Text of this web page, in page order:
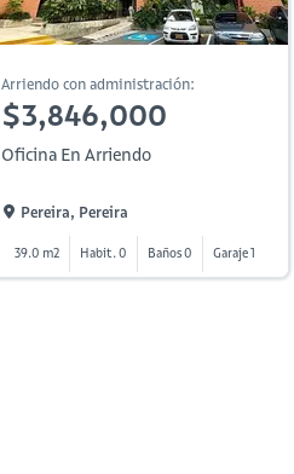
Arriendo con administración:
$3,846,000
Oficina En Arriendo
Pereira, Pereira
39.0 m2 Habit. 0 Baños 0 Garaje 1